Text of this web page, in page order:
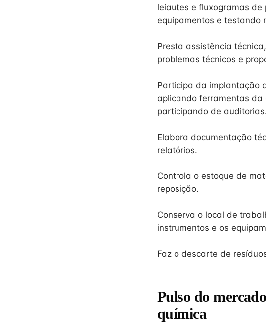
leiautes e fluxogramas
equipamentos e testando
Presta assistência
problemas técnicos e
Participa da implantação
aplicando ferramentas da
participando de auditorias.
Elabora documentação
relatórios.
Controla o estoque de
reposição.
Conserva o local de
instrumentos e os
Faz o descarte de
Pulso do
química